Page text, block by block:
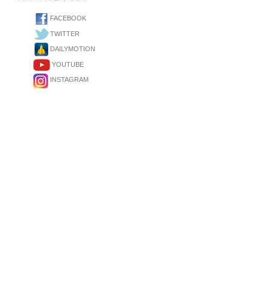
FACEBOOK
TWITTER
DAILYMOTION
YOUTUBE
INSTAGRAM